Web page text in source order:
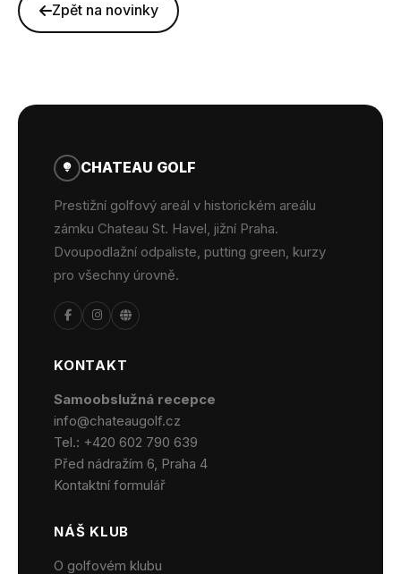
Zpět na novinky
CHATEAU GOLF
Prestižní golfový areál v historickém areálu
zámku Chateau St. Havel, jižní Praha.
Dvoupodlažní odpaliste, putting green, kurzy
pro všechny úrovně.
KONTAKT
Samoobslužná recepce
info@chateaugolf.cz
Tel.: +420 602 790 639
Před nádražím 6, Praha 4
Kontaktní formulář
NÁŠ KLUB
O golfovém klubu